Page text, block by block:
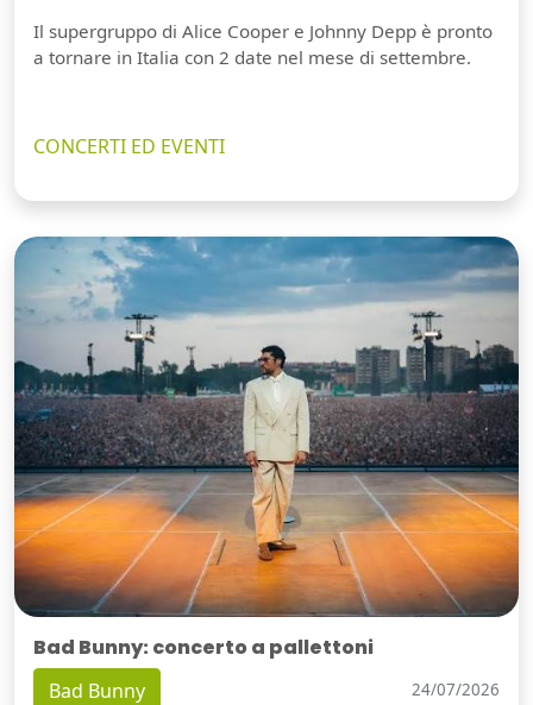
Il supergruppo di Alice Cooper e Johnny Depp è pronto
a tornare in Italia con 2 date nel mese di settembre.
CONCERTI ED EVENTI
Bad Bunny: concerto a pallettoni
Bad Bunny 24/07/2026